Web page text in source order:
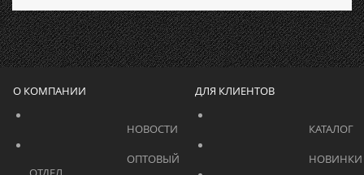
О КОМПАНИИ ДЛЯ КЛИЕНТОВ